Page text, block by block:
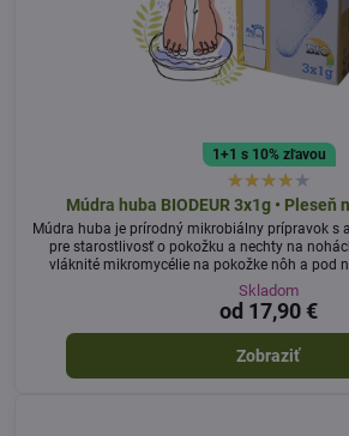
1+1 s 10% zľavou
Múdra huba BIODEUR 3x1g • Pleseň
Múdra huba je prírodný mikrobiálny prípravok s
pre starostlivosť o pokožku a nechty na
vláknité mikromycélie na pokožke nôh a pod
obmedzuje potivosť a odstraňuje
Skladom
od 17,90 €
Zobraziť